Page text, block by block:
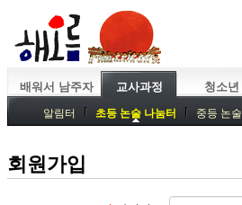
배워서 남주자 교사과정 청소년
알림터 초등 논술 나눔터 중등 논
회원가입